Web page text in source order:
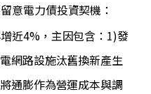
意電力債投資契機：
近4%，主因包含：1)發
網路設施汰舊換新產生
通膨作為營運成本與調